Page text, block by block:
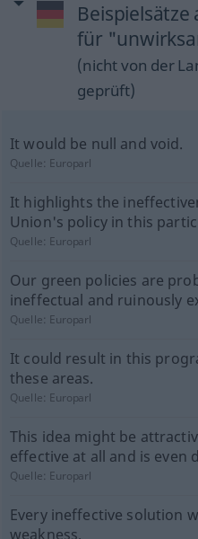
Beispielsätze
für
(nicht von der
geprüft)
It would be null and void.
Quelle: Europarl
It highlights the
Union's policy in this
Quelle: Europarl
Our green policies are
ineffectual and ruinously
Quelle: Europarl
It could result in this
these areas.
Quelle: Europarl
This idea might be
effective at all and is even
Quelle: Europarl
Every ineffective solution
weakness.